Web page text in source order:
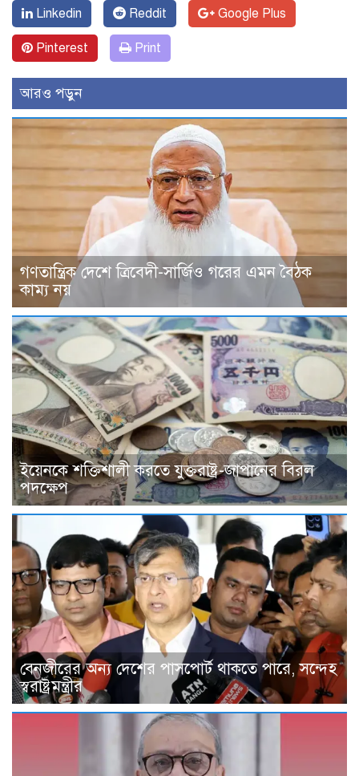
Linkedin Reddit Google Plus
Pinterest Print
আরও পড়ুন
গণতান্ত্রিক দেশে ত্রিবেদী-সার্জিও গরের এমন বৈঠক
কাম্য নয়
ইয়েনকে শক্তিশালী করতে যুক্তরাষ্ট্র-জাপানের বিরল
পদক্ষেপ
বেনজীরের অন্য দেশের পাসপোর্ট থাকতে পারে, সন্দেহ
স্বরাষ্ট্রমন্ত্রীর